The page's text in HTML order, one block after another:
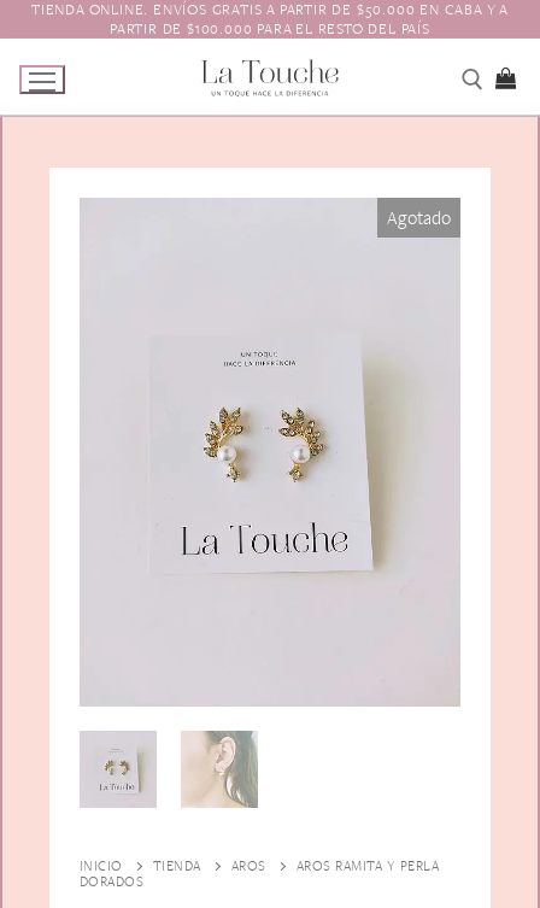
al
contenido
TIENDA ONLINE. ENVÍOS GRATIS A PARTIR DE $50.000 EN CABA Y A
PARTIR DE $100.000 PARA EL RESTO DEL PAÍS
Animales y Bichitos
Florales
Varios
Escarapelas
Accesorios para el pelo
Boinas
Vinchas
Hebillas
Aros
Guantes
Charreteras
Contacto
Agotado
INICIO TIENDA AROS
AROS RAMITA Y PERLA
DORADOS